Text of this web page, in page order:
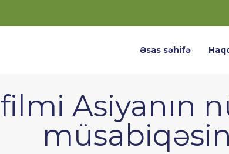
Əsas səhifə
filmi Asiyanın